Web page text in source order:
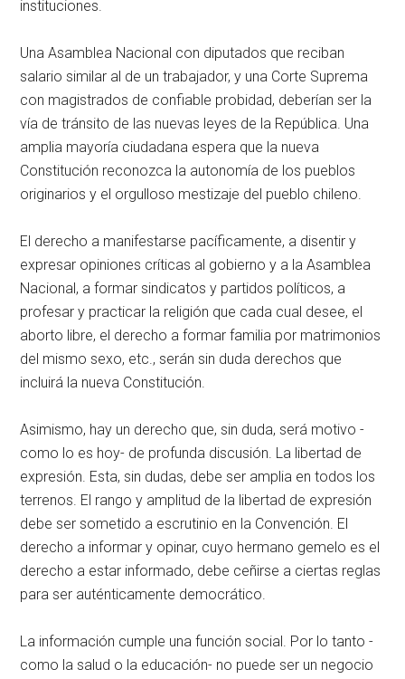
instituciones.
Una Asamblea Nacional con diputados que reciban
salario similar al de un trabajador, y una Corte Suprema
con magistrados de confiable probidad, deberían ser la
vía de tránsito de las nuevas leyes de la República. Una
amplia mayoría ciudadana espera que la nueva
Constitución reconozca la autonomía de los pueblos
originarios y el orgulloso mestizaje del pueblo chileno.
El derecho a manifestarse pacíficamente, a disentir y
expresar opiniones críticas al gobierno y a la Asamblea
Nacional, a formar sindicatos y partidos políticos, a
profesar y practicar la religión que cada cual desee, el
aborto libre, el derecho a formar familia por matrimonios
del mismo sexo, etc., serán sin duda derechos que
incluirá la nueva Constitución.
Asimismo, hay un derecho que, sin duda, será motivo -
como lo es hoy- de profunda discusión. La libertad de
expresión. Esta, sin dudas, debe ser amplia en todos los
terrenos. El rango y amplitud de la libertad de expresión
debe ser sometido a escrutinio en la Convención. El
derecho a informar y opinar, cuyo hermano gemelo es el
derecho a estar informado, debe ceñirse a ciertas reglas
para ser auténticamente democrático.
La información cumple una función social. Por lo tanto -
como la salud o la educación- no puede ser un negocio